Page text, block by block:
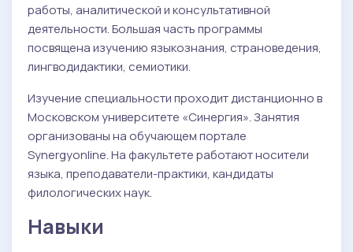
работы, аналитической и консультативной
деятельности. Большая часть программы
посвящена изучению языкознания, страноведения,
лингводидактики, семиотики.
Изучение специальности проходит дистанционно в
Московском университете «Синергия». Занятия
организованы на обучающем портале
Synergyonline. На факультете работают носители
языка, преподаватели-практики, кандидаты
филологических наук.
Навыки